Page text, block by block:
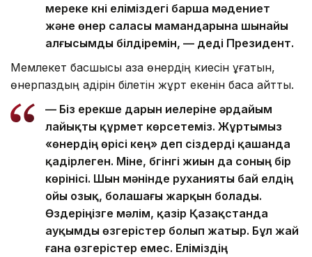
мереке күні еліміздегі барша мәдениет
және өнер саласы мамандарына шынайы
алғысымды білдіремін, — деді Президент.
Мемлекет басшысы қазақ өнердің киесін ұғатын,
өнерпаздың қадірін білетін жұрт екенін баса айтты.
— Біз ерекше дарын иелеріне әрдайым
лайықты құрмет көрсетеміз. Жұртымыз
«өнердің өрісі кең» деп сіздерді қашанда
қадірлеген. Міне, бүгінгі жиын да соның бір
көрінісі. Шын мәнінде руханияты бай елдің
ойы озық, болашағы жарқын болады.
Өздеріңізге мәлім, қазір Қазақстанда
ауқымды өзгерістер болып жатыр. Бұл жай
ғана өзгерістер емес. Еліміздің